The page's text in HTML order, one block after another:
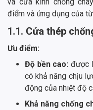
điểm và ứng dụng của
1.1. Cửa thép
Ưu điểm:
Độ bền cao: được
có khả năng chịu
động của nhiệt độ
Khả năng chống